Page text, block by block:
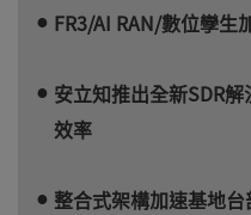
FR3/AI RAN/數位孿
安立知推出全新SDR
效率
整合式架構加速基地